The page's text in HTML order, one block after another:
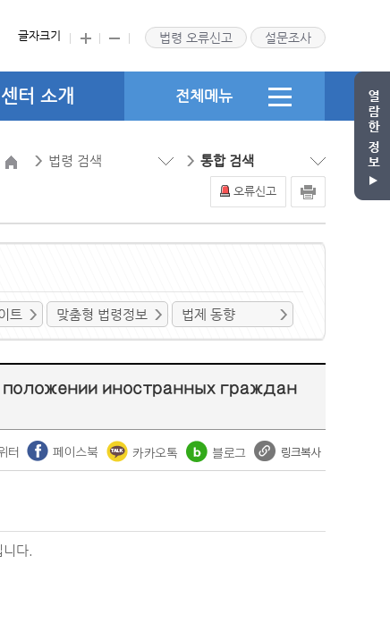
글자크기 법령 오류신고 설문조사
센터 소개 전체메뉴
법령 검색 통합 검색
오류신고
트 맞춤형 법령정보 법제 동향
положении иностранных граждан
다.